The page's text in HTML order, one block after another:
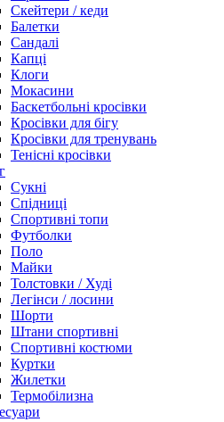
Скейтери / кеди
Балетки
Сандалі
Капці
Клоги
Мокасини
Баскетбольні кросівки
Кросівки для бігу
Кросівки для тренувань
Тенісні кросівки
Сукні
Спідниці
Спортивні топи
Футболки
Поло
Майки
Толстовки / Худі
Легінси / лосини
Шорти
Штани спортивні
Спортивні костюми
Куртки
Жилетки
Термобілизна